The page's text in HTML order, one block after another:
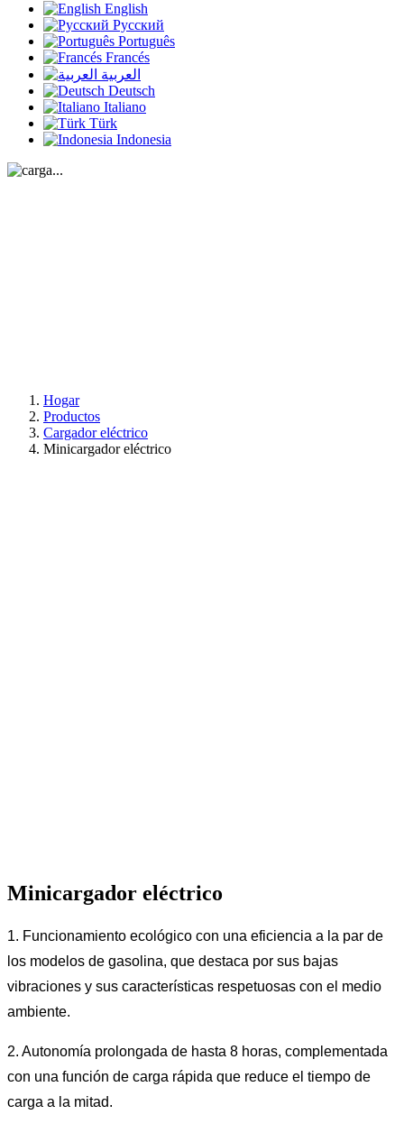
English
Русский
Português
Francés
العربية
Deutsch
Italiano
Türk
Indonesia
Hogar
Productos
Cargador eléctrico
Minicargador eléctrico
Minicargador eléctrico
1. Funcionamiento ecológico con una eficiencia a la par de
los modelos de gasolina, que destaca por sus bajas
vibraciones y sus características respetuosas con el medio
ambiente.
2. Autonomía prolongada de hasta 8 horas, complementada
con una función de carga rápida que reduce el tiempo de
carga a la mitad.